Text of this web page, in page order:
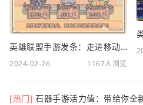
英雄联盟手游发条：走进移动电竞新时代
2024-02-26 1167人浏览
[热门] 石器手游活力值：带给你全